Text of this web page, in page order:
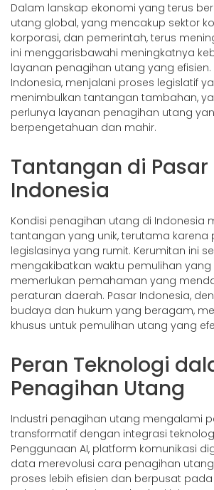
Dalam lanskap ekonomi yang terus
utang global, yang mencakup sektor
korporasi, dan pemerintah, terus
ini menggarisbawahi meningkatnya
layanan penagihan utang yang efisien.
Indonesia, menjalani proses legislatif
menimbulkan tantangan tambahan,
perlunya layanan penagihan utang
berpengetahuan dan mahir.
Tantangan di Pasar
Indonesia
Kondisi penagihan utang di Indonesia
tantangan yang unik, terutama karena
legislasinya yang rumit. Kerumitan ini
mengakibatkan waktu pemulihan
memerlukan pemahaman yang
peraturan daerah. Pasar Indonesia,
budaya dan hukum yang beragam,
khusus untuk pemulihan utang yang
Peran Teknologi
Penagihan Utang
Industri penagihan utang mengalami
transformatif dengan integrasi
Penggunaan AI, platform komunikasi
data merevolusi cara penagihan
proses lebih efisien dan berpusat